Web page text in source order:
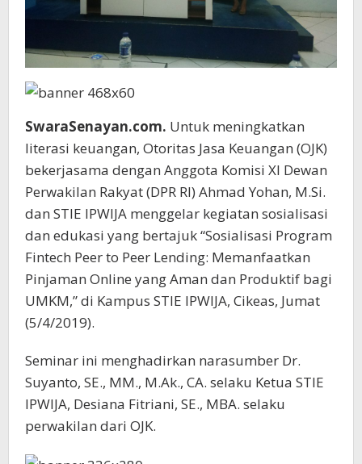
SwaraSenayan.com. Untuk meningkatkan
literasi keuangan, Otoritas Jasa Keuangan (OJK)
bekerjasama dengan Anggota Komisi XI Dewan
Perwakilan Rakyat (DPR RI) Ahmad Yohan, M.Si.
dan STIE IPWIJA menggelar kegiatan sosialisasi
dan edukasi yang bertajuk “Sosialisasi Program
Fintech Peer to Peer Lending: Memanfaatkan
Pinjaman Online yang Aman dan Produktif bagi
UMKM,” di Kampus STIE IPWIJA, Cikeas, Jumat
(5/4/2019).
Seminar ini menghadirkan narasumber Dr.
Suyanto, SE., MM., M.Ak., CA. selaku Ketua STIE
IPWIJA, Desiana Fitriani, SE., MBA. selaku
perwakilan dari OJK.